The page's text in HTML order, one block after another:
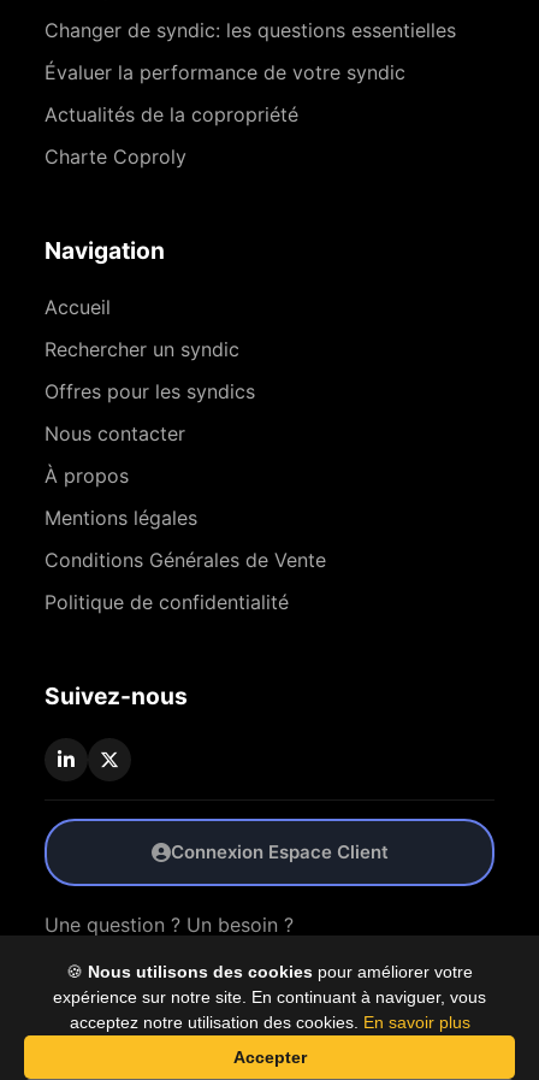
🍪 Nous utilisons des cookies pour améliorer votre
expérience sur notre site. En continuant à naviguer, vous
acceptez notre utilisation des cookies. En savoir plus
Accepter
Changer de syndic: les questions essentielles
Évaluer la performance de votre syndic
Actualités de la copropriété
Charte Coproly
Navigation
Accueil
Rechercher un syndic
Offres pour les syndics
Nous contacter
À propos
Mentions légales
Conditions Générales de Vente
Politique de confidentialité
Suivez-nous
Connexion Espace Client
Une question ? Un besoin ?
Nous Contacter